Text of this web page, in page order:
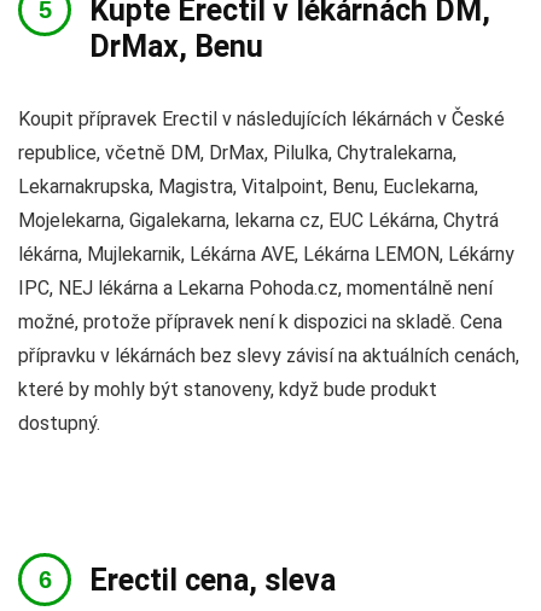
Kupte Erectil v lékárnách DM,
DrMax, Benu
Koupit přípravek Erectil v následujících lékárnách v České
republice, včetně DM, DrMax, Pilulka, Chytralekarna,
Lekarnakrupska, Magistra, Vitalpoint, Benu, Euclekarna,
Mojelekarna, Gigalekarna, lekarna cz, EUC Lékárna, Chytrá
lékárna, Mujlekarnik, Lékárna AVE, Lékárna LEMON, Lékárny
IPC, NEJ lékárna a Lekarna Pohoda.cz, momentálně není
možné, protože přípravek není k dispozici na skladě. Cena
přípravku v lékárnách bez slevy závisí na aktuálních cenách,
které by mohly být stanoveny, když bude produkt
dostupný.
Erectil cena, sleva